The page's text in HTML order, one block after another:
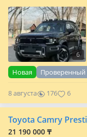
6
Новая Проверенный
8 августа 176 6
Toyota Camry
21 190 000 ₸